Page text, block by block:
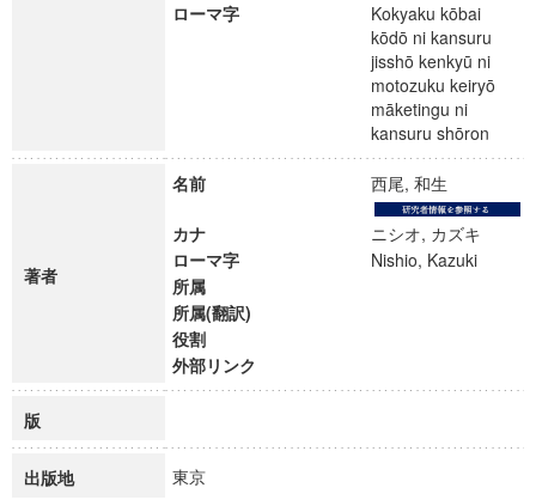
ローマ字
Kokyaku kōbai
kōdō ni kansuru
jisshō kenkyū ni
motozuku keiryō
māketingu ni
kansuru shōron
著者
名前 西尾, 和生
カナ
ニシオ, カズキ
ローマ字
Nishio, Kazuki
所属
所属(翻訳)
役割
外部リンク
版
出版地 東京